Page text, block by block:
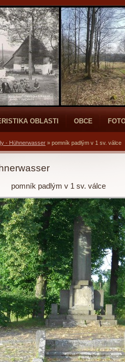
OBLASTI OBCE
- Hühnerwasser » pomník padlým v 1 sv. válce
pomník padlým v 1 sv. válce